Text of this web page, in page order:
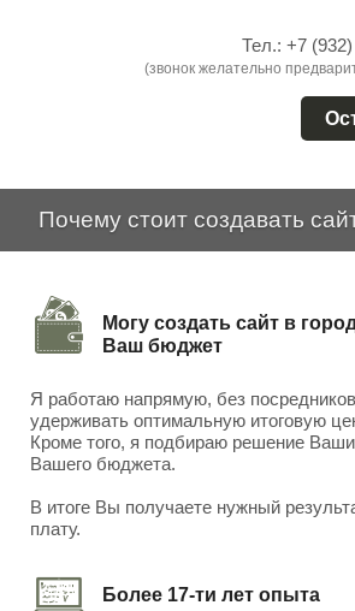
Тел.: +7
(звонок желательно
Почему стоит создавать
Могу создать сайт в
Ваш бюджет
Я работаю напрямую, без
удерживать оптимальную итоговую
Кроме того, я подбираю решение
Вашего бюджета.
В итоге Вы получаете нужный
плату.
Более 17-ти лет опыта